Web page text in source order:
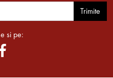
Trimite
si pe: